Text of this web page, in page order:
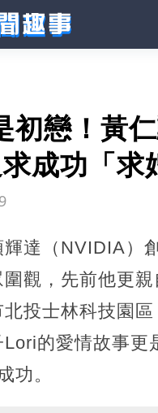
初戀！黃
成功「求
達（NVIDIA）
圍觀，先前他更
投士林科技園
的愛情故事更
功。